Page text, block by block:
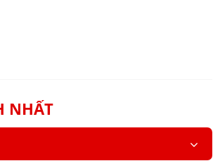
NHẤT